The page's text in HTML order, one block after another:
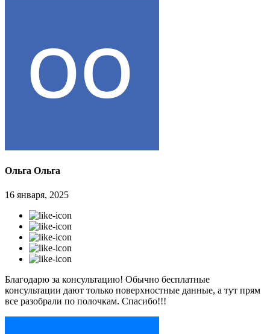
Ольга Ольга
16 января, 2025
Благодарю за консультацию! Обычно бесплатные
консультации дают только поверхностные данные, а тут прям
все разобрали по полочкам. Спасибо!!!